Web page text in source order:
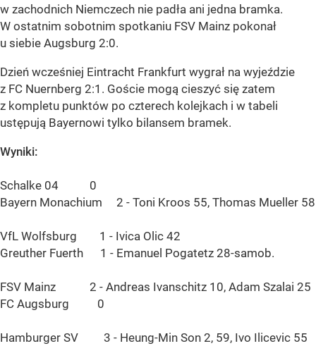
w zachodnich Niemczech nie padła ani jedna bramka.
W ostatnim sobotnim spotkaniu FSV Mainz pokonał
u siebie Augsburg 2:0.
Dzień wcześniej Eintracht Frankfurt wygrał na wyjeździe
z FC Nuernberg 2:1. Goście mogą cieszyć się zatem
z kompletu punktów po czterech kolejkach i w tabeli
ustępują Bayernowi tylko bilansem bramek.
Wyniki:
Schalke 04 0
Bayern Monachium 2 - Toni Kroos 55, Thomas Mueller 58
VfL Wolfsburg 1 - Ivica Olic 42
Greuther Fuerth 1 - Emanuel Pogatetz 28-samob.
FSV Mainz 2 - Andreas Ivanschitz 10, Adam Szalai 25
FC Augsburg 0
Hamburger SV 3 - Heung-Min Son 2, 59, Ivo Ilicevic 55